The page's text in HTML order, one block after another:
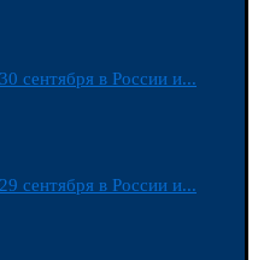
сентября в России и...
сентября в России и...